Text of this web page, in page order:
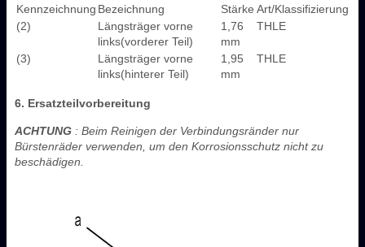
Kennzeichnung Bezeichnung Stärke Art/Klassifizierung
(2)
Längsträger vorne
links(vorderer Teil)
1,76
mm
THLE
(3)
Längsträger vorne
links(hinterer Teil)
1,95
mm
THLE
6. Ersatzteilvorbereitung
ACHTUNG : Beim Reinigen der Verbindungsränder nur
Bürstenräder verwenden, um den Korrosionsschutz nicht zu
beschädigen.